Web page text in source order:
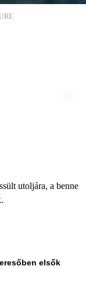
utoljára, a benne
elsők